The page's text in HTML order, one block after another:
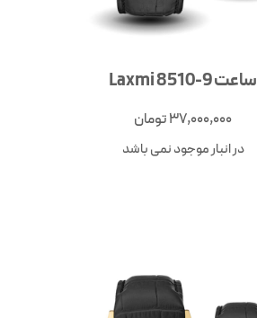
ساعت Laxmi 8510-9
37,000,000تومان
در انبار موجود نمی باشد